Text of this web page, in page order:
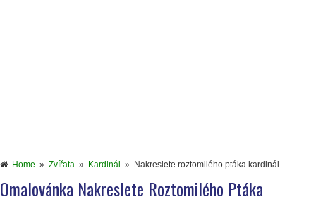
Home » Zvířata » Kardinál » Nakreslete roztomilého ptáka kardinál
Omalovánka Nakreslete Roztomilého Ptáka